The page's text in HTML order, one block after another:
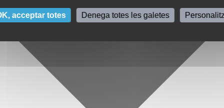
acceptar totes Denega totes les galetes